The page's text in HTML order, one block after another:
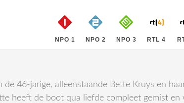
NPO 1 NPO 2 NPO 3 RTL 4
46-jarige, alleenstaande Bette Kruys en
heeft de boot qua liefde compleet gemist